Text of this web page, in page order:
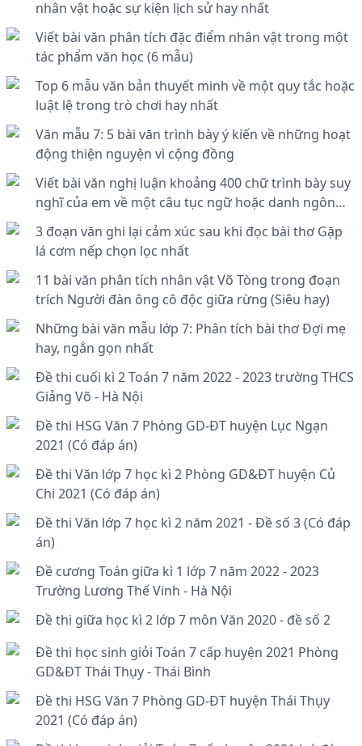
nhân vật hoặc sự kiện lịch sử hay nhất
Viết bài văn phân tích đặc điểm nhân vật trong một
tác phẩm văn học (6 mẫu)
Top 6 mẫu văn bản thuyết minh về một quy tắc hoặc
luật lệ trong trò chơi hay nhất
Văn mẫu 7: 5 bài văn trình bày ý kiến về những hoạt
động thiện nguyện vì cộng đồng
Viết bài văn nghị luận khoảng 400 chữ trình bày suy
nghĩ của em về một câu tục ngữ hoặc danh ngôn
bàn về một vấn đề trong đời sống
3 đoạn văn ghi lại cảm xúc sau khi đọc bài thơ Gặp
lá cơm nếp chọn lọc nhất
11 bài văn phân tích nhân vật Võ Tòng trong đoạn
trích Người đàn ông cô độc giữa rừng (Siêu hay)
Những bài văn mẫu lớp 7: Phân tích bài thơ Đợi mẹ
hay, ngắn gọn nhất
Đề thi cuối kì 2 Toán 7 năm 2022 - 2023 trường THCS
Giảng Võ - Hà Nội
Đề thi HSG Văn 7 Phòng GD-ĐT huyện Lục Ngạn
2021 (Có đáp án)
Đề thi Văn lớp 7 học kì 2 Phòng GD&ĐT huyện Củ
Chi 2021 (Có đáp án)
Đề thi Văn lớp 7 học kì 2 năm 2021 - Đề số 3 (Có đáp
án)
Đề cương Toán giữa kì 1 lớp 7 năm 2022 - 2023
Trường Lương Thế Vinh - Hà Nội
Đề thi giữa học kì 2 lớp 7 môn Văn 2020 - đề số 2
Đề thi học sinh giỏi Toán 7 cấp huyện 2021 Phòng
GD&ĐT Thái Thụy - Thái Bình
Đề thi HSG Văn 7 Phòng GD-ĐT huyện Thái Thụy
2021 (Có đáp án)